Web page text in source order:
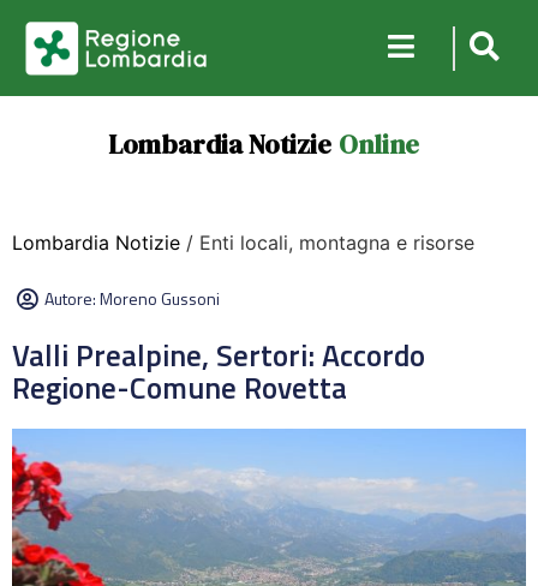
Lombardia Notizie Online
Lombardia Notizie / Enti locali, montagna e risorse
Autore:Moreno Gussoni
Valli Prealpine, Sertori: Accordo
Regione-Comune Rovetta